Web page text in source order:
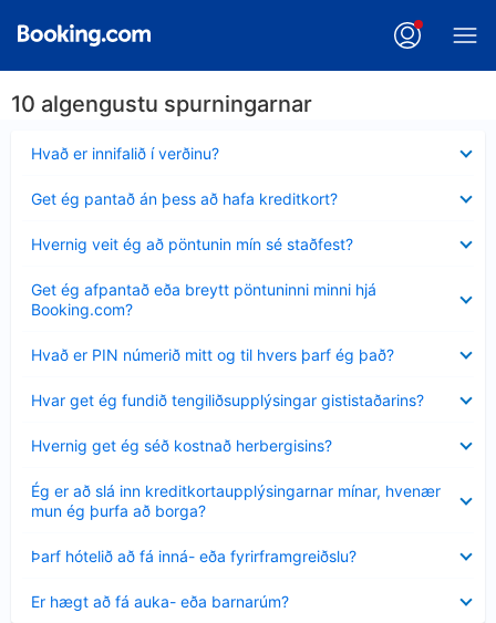
10 algengustu spurningarnar
Hvað er innifalið í verðinu?
sýnt
Get ég pantað án þess að hafa kreditkort?
sýnt
Hvernig veit ég að pöntunin mín sé staðfest?
sýnt
Get ég afpantað eða breytt pöntuninni minni hjá
Booking.com?
sýnt
Hvað er PIN númerið mitt og til hvers þarf ég það?
sýnt
Hvar get ég fundið tengiliðsupplýsingar gististaðarins?
sýnt
Hvernig get ég séð kostnað herbergisins?
sýnt
Ég er að slá inn kreditkortaupplýsingarnar mínar, hvenær
mun ég þurfa að borga?
Minna
sýnt
Þarf hótelið að fá inná- eða fyrirframgreiðslu?
sýnt
Er hægt að fá auka- eða barnarúm?
sýnt